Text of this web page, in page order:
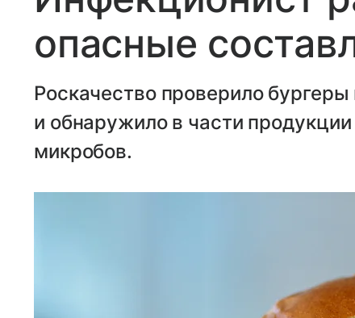
опасные
Роскачество проверило
и обнаружило в части
микробов.